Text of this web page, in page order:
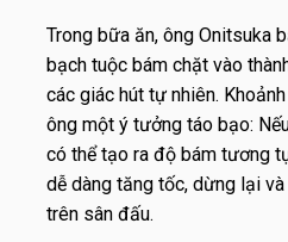
Trong bữa ăn, ông Onitsuka
bạch tuộc bám chặt vào
các giác hút tự nhiên.
ông một ý tưởng táo bạo:
có thể tạo ra độ bám tương
dễ dàng tăng tốc, dừng lại
trên sân đấu.